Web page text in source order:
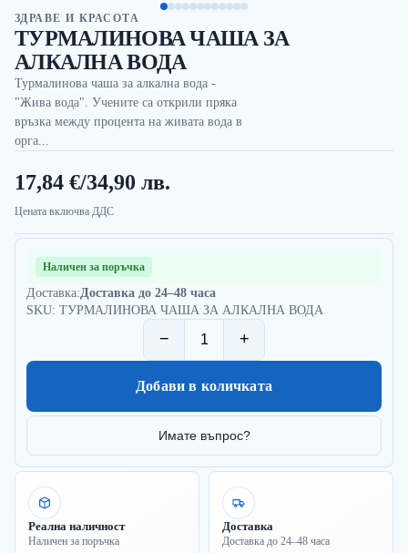
ЗДРАВЕ И КРАСОТА
ТУРМАЛИНОВА ЧАША ЗА
АЛКАЛНА ВОДА
Турмалинова чаша за алкална вода -
"Жива вода". Учените са открили пряка
връзка между процента на живата вода в
орга...
17,84 €/34,90 лв.
Цената включва ДДС
Наличен за поръчка
Доставка:Доставка до 24–48 часа
SKU: ТУРМАЛИНОВА ЧАША ЗА АЛКАЛНА ВОДА
− +
Добави в количката
Имате въпрос?
Реална наличност
Наличен за поръчка
Доставка
Доставка до 24–48 часа